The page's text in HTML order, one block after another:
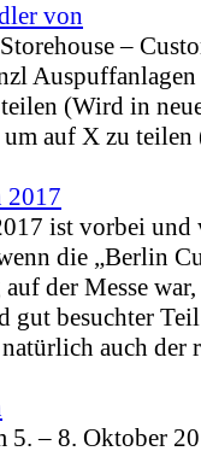
von
–
(Wird in
auf X zu
2017
ist vorbei und
die „Berlin
der Messe
gut besuchter
auch der
5. – 8. Oktober